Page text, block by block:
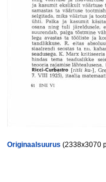
Originaalsuurus (2338x3070